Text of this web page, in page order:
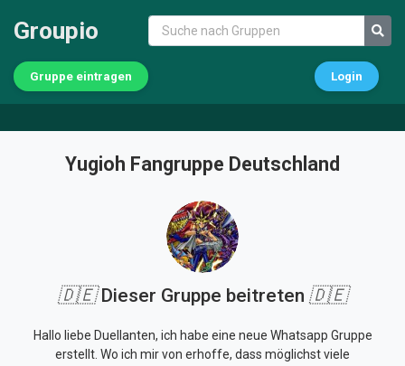
Groupio
Gruppe eintragen Login
Yugioh Fangruppe Deutschland
🇩🇪Dieser Gruppe beitreten 🇩🇪
Hallo liebe Duellanten, ich habe eine neue Whatsapp Gruppe
erstellt. Wo ich mir von erhoffe, dass möglichst viele